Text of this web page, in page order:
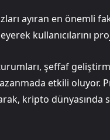
ayıran en
kullanıcılarını
şeffaf
etkili
kripto